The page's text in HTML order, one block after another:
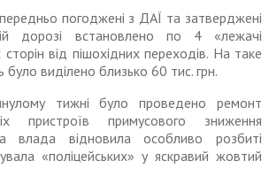
погоджені з ДАЇ та затверджені
дорозі встановлено по 4 «лежачі
сторін від пішохідних переходів. На таке
було виділено близько 60 тис. грн.
тижні було проведено ремонт
пристроїв примусового зниження
влада відновила особливо розбиті
«поліцейських» у яскравий жовтий